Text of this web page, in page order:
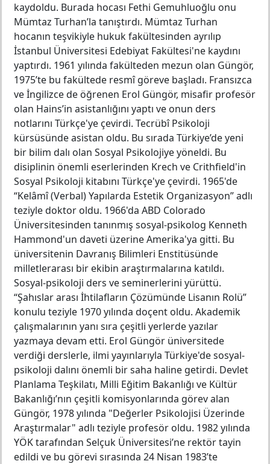
kaydoldu. Burada hocası Fethi Gemuhluoğlu onu
Mümtaz Turhan’la tanıştırdı. Mümtaz Turhan
hocanın teşvikiyle hukuk fakültesinden ayrılıp
İstanbul Üniversitesi Edebiyat Fakültesi'ne kaydını
yaptırdı. 1961 yılında fakülteden mezun olan Güngör,
1975’te bu fakültede resmî göreve başladı. Fransızca
ve İngilizce de öğrenen Erol Güngör, misafir profesör
olan Hains’in asistanlığını yaptı ve onun ders
notlarını Türkçe'ye çevirdi. Tecrübî Psikoloji
kürsüsünde asistan oldu. Bu sırada Türkiye’de yeni
bir bilim dalı olan Sosyal Psikolojiye yöneldi. Bu
disiplinin önemli eserlerinden Krech ve Crithfield'in
Sosyal Psikoloji kitabını Türkçe'ye çevirdi. 1965'de
“Kelâmî (Verbal) Yapılarda Estetik Organizasyon” adlı
teziyle doktor oldu. 1966'da ABD Colorado
Üniversitesinden tanınmış sosyal-psikolog Kenneth
Hammond'un daveti üzerine Amerika'ya gitti. Bu
üniversitenin Davranış Bilimleri Enstitüsünde
milletlerarası bir ekibin araştırmalarına katıldı.
Sosyal-psikoloji ders ve seminerlerini yürüttü.
“Şahıslar arası İhtilafların Çözümünde Lisanın Rolü”
konulu teziyle 1970 yılında doçent oldu. Akademik
çalışmalarının yanı sıra çeşitli yerlerde yazılar
yazmaya devam etti. Erol Güngör üniversitede
verdiği derslerle, ilmi yayınlarıyla Türkiye'de sosyal-
psikoloji dalını önemli bir saha haline getirdi. Devlet
Planlama Teşkilatı, Milli Eğitim Bakanlığı ve Kültür
Bakanlığı’nın çeşitli komisyonlarında görev alan
Güngör, 1978 yılında "Değerler Psikolojisi Üzerinde
Araştırmalar" adlı teziyle profesör oldu. 1982 yılında
YÖK tarafından Selçuk Üniversitesi’ne rektör tayin
edildi ve bu görevi sırasında 24 Nisan 1983’te